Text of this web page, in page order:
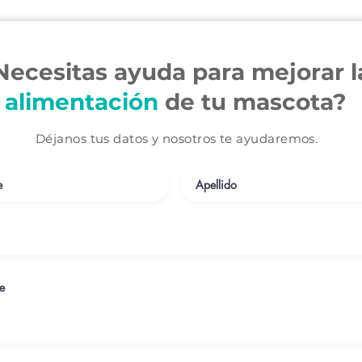
ayuda para mejorar
alimentación de tu mascota?
Déjanos tus datos y nosotros te ayudaremos.